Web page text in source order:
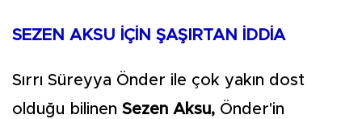
SEZEN AKSU İÇİN ŞAŞIRTAN İDDİA
Sırrı Süreyya Önder ile çok yakın dost
olduğu bilinen Sezen Aksu, Önder'in